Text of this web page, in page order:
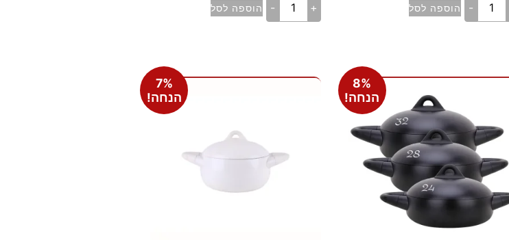
- הוספה לסל +
- הוספה לסל
8%
הנחה!
7%
הנחה!